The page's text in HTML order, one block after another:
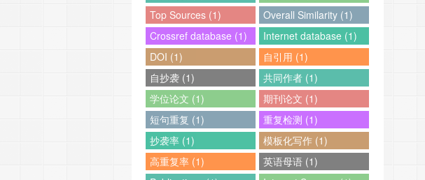
Top Sources (1)
Overall Similarity (1)
Crossref database (1)
Internet database (1)
DOI (1)
自引用 (1)
自抄袭 (1)
共同作者 (1)
学位论文 (1)
期刊论文 (1)
短句重复 (1)
重复检测 (1)
抄袭率 (1)
模板化写作 (1)
高重复率 (1)
英语母语 (1)